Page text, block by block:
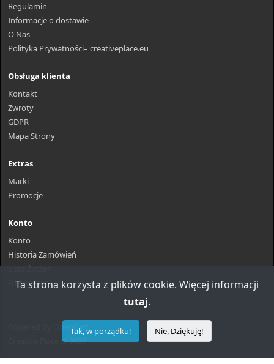
Regulamin
Informacje o dostawie
O Nas
Polityka Prywatności– creativeplace.eu
Obsługa klienta
Kontakt
Zwroty
GDPR
Mapa Strony
Extras
Marki
Promocje
Konto
Konto
Historia Zamówień
Lista Życzeń
Newsletter
OpenCart
Creative Place © 2026
Ta strona korzysta z plików cookie. Więcej informacji
tutaj.
Tak, w porządku! Nie, Dziękuję!